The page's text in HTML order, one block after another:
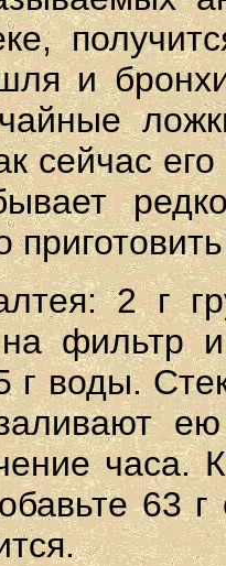
и
сейчас
2 г
на фильтр
г воды.
часа.
63